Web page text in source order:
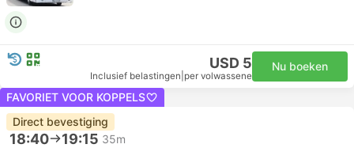
USD 5
Inclusief belastingen per volwassene
Nu boeken
FAVORIET VOOR KOPPELS
Direct bevestiging
18:40 19:15 35m